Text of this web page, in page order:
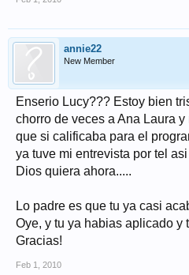
annie22
New Member
Enserio Lucy??? Estoy bien
chorro de veces a Ana Laura
que si calificaba para el
ya tuve mi entrevista por tel
Dios quiera ahora.....
Lo padre es que tu ya casi
Oye, y tu ya habias aplicado y
Gracias!
Feb 1, 2010